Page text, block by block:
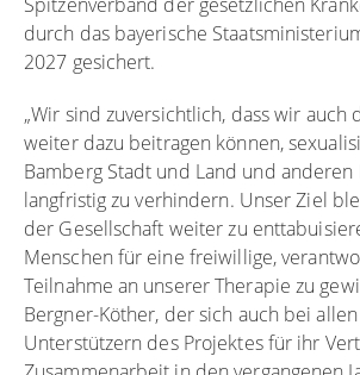
durch das bayerische
2027 gesichert.
„Wir sind zuversichtlich, dass wir auch
weiter dazu beitragen können,
Bamberg Stadt und Land und anderen
langfristig zu verhindern. Unser Ziel
der Gesellschaft weiter zu
Menschen für eine freiwillige,
Teilnahme an unserer Therapie zu
Bergner-Köther, der sich auch bei
Unterstützern des Projektes für ihr